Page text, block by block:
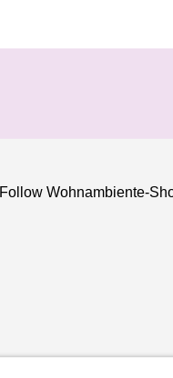
Follow Wohnambiente-